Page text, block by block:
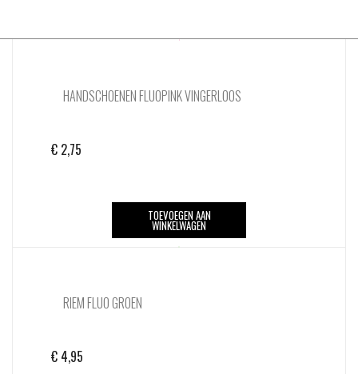
HANDSCHOENEN FLUOPINK VINGERLOOS
€ 2,75
TOEVOEGEN AAN
WINKELWAGEN
RIEM FLUO GROEN
€ 4,95